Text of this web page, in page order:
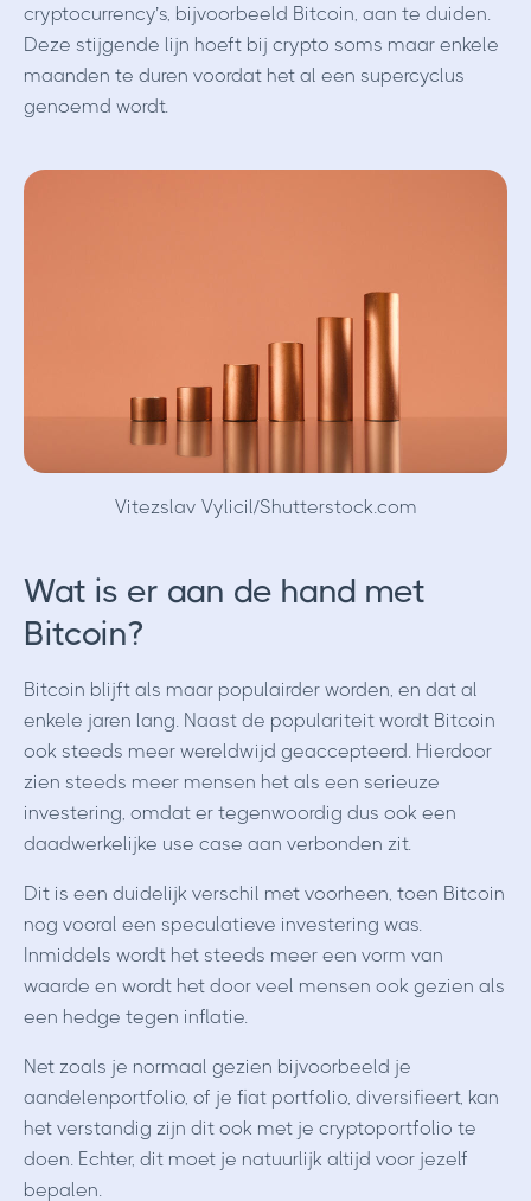
cryptocurrency’s, bijvoorbeeld Bitcoin, aan te duiden.
Deze stijgende lijn hoeft bij crypto soms maar enkele
maanden te duren voordat het al een supercyclus
genoemd wordt.
Vitezslav Vylicil/Shutterstock.com
Wat is er aan de hand met
Bitcoin?
Bitcoin blijft als maar populairder worden, en dat al
enkele jaren lang. Naast de populariteit wordt Bitcoin
ook steeds meer wereldwijd geaccepteerd. Hierdoor
zien steeds meer mensen het als een serieuze
investering, omdat er tegenwoordig dus ook een
daadwerkelijke use case aan verbonden zit.
Dit is een duidelijk verschil met voorheen, toen Bitcoin
nog vooral een speculatieve investering was.
Inmiddels wordt het steeds meer een vorm van
waarde en wordt het door veel mensen ook gezien als
een hedge tegen inflatie.
Net zoals je normaal gezien bijvoorbeeld je
aandelenportfolio, of je fiat portfolio, diversifieert, kan
het verstandig zijn dit ook met je cryptoportfolio te
doen. Echter, dit moet je natuurlijk altijd voor jezelf
bepalen.